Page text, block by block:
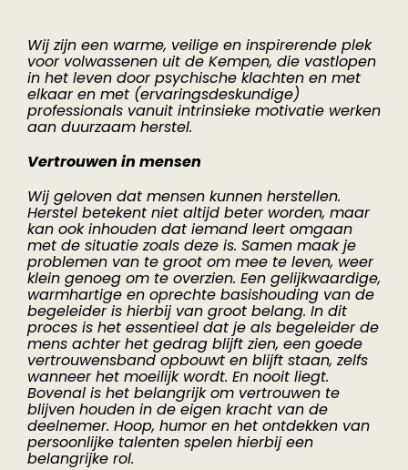
Contact
In het nieuws
Wij zijn een warme, veilige en inspirerende plek
voor volwassenen uit de Kempen, die vastlopen
in het leven door psychische klachten en met
elkaar en met (ervaringsdeskundige)
professionals vanuit intrinsieke motivatie werken
aan duurzaam herstel.
Vertrouwen in mensen
Wij geloven dat mensen kunnen herstellen.
Herstel betekent niet altijd beter worden, maar
kan ook inhouden dat iemand leert omgaan
met de situatie zoals deze is. Samen maak je
problemen van te groot om mee te leven, weer
klein genoeg om te overzien. Een gelijkwaardige,
warmhartige en oprechte basishouding van de
begeleider is hierbij van groot belang. In dit
proces is het essentieel dat je als begeleider de
mens achter het gedrag blijft zien, een goede
vertrouwensband opbouwt en blijft staan, zelfs
wanneer het moeilijk wordt. En nooit liegt.
Bovenal is het belangrijk om vertrouwen te
blijven houden in de eigen kracht van de
deelnemer. Hoop, humor en het ontdekken van
persoonlijke talenten spelen hierbij een
belangrijke rol.